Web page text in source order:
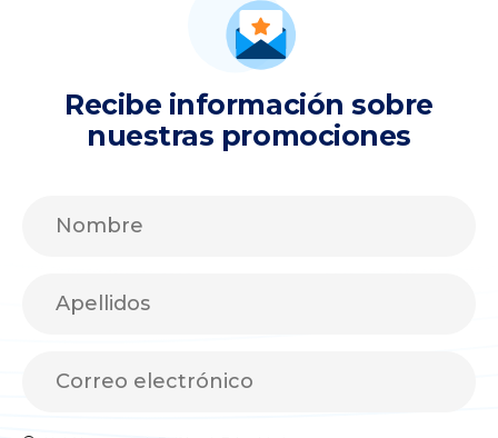
Recibe información sobre
nuestras promociones